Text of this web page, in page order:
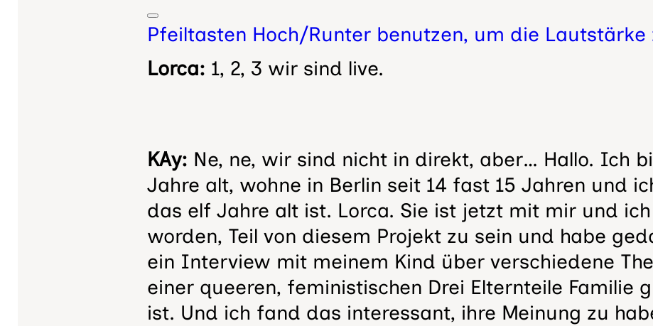
Pfeiltasten Hoch/Runter benutzen, um die Lautstärke
Lorca: 1, 2, 3 wir sind live.
KAy: Ne, ne, wir sind nicht in direkt, aber… Hallo. Ich
Jahre alt, wohne in Berlin seit 14 fast 15 Jahren und
das elf Jahre alt ist. Lorca. Sie ist jetzt mit mir und
worden, Teil von diesem Projekt zu sein und habe
ein Interview mit meinem Kind über verschiedene
einer queeren, feministischen Drei Elternteile Familie
ist. Und ich fand das interessant, ihre Meinung zu